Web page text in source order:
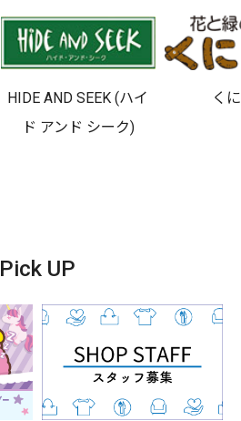
HIDE AND SEEK (ハイ
ド アンド シーク)
く
Pick UP